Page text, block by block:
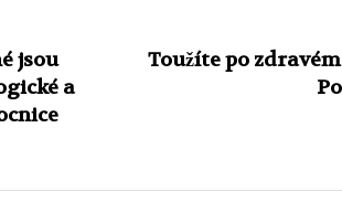
jsou
a
Toužíte po